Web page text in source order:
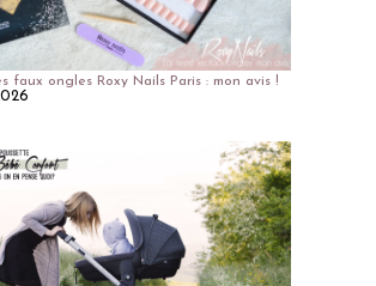
faux ongles Roxy Nails Paris : mon avis !